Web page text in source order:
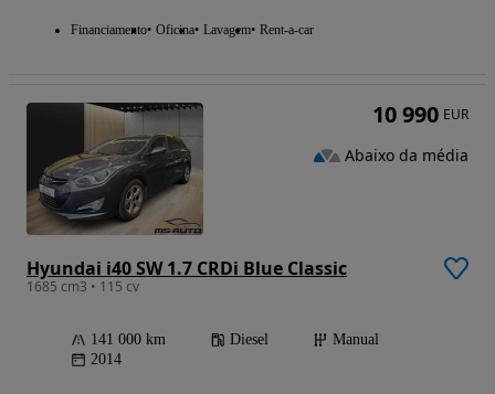
Financiamento Oficina Lavagem Rent-a-car
Hyundai i40 SW 1.7 CRDi Blue Classic
1685 cm3 • 115 cv
141 000 km Diesel
Manual
2014
10 990 EUR
Abaixo da média